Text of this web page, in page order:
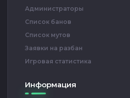
Администраторы
Список банов
Список мутов
Заявки на разбан
Игровая статистика
Информация